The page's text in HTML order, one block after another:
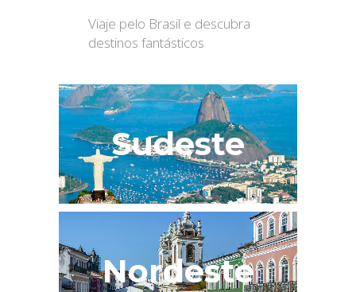
Viaje pelo Brasil e descubra
destinos fantásticos
Sudeste
Nordeste